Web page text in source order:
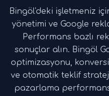
Bingöl'deki işletmeniz
yönetimi ve Google
Performans bazlı
sonuçlar alın. Bingöl
optimizasyonu,
ve otomatik teklif
pazarlama